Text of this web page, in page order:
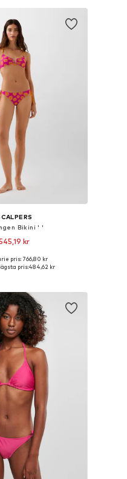
Bikini ' '
kr
storlekar: S, L
pris: 766,80 kr
pris:484,62 kr